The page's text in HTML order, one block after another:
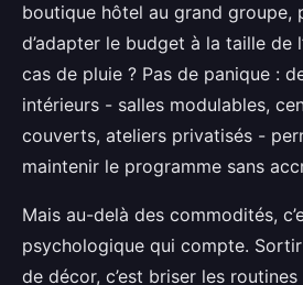
boutique hôtel au grand groupe,
d’adapter le budget à la taille de
cas de pluie ? Pas de panique :
intérieurs - salles modulables,
couverts, ateliers privatisés -
maintenir le programme sans
Mais au-delà des commodités,
psychologique qui compte.
de décor, c’est briser les